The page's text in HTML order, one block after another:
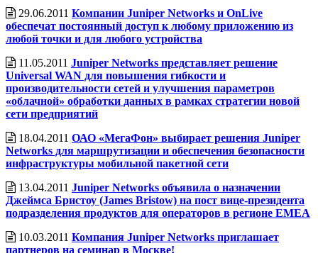
29.06.2011 Компании Juniper Networks и OnLive
обеспечат постоянный доступ к любому приложению из
любой точки и для любого устройства
11.05.2011 Juniper Networks представляет решение
Universal WAN для повышения гибкости и
производительности сетей и улучшения параметров
«облачной» обработки данных в рамках стратегии новой
сети предприятий
18.04.2011 ОАО «МегаФон» выбирает решения Juniper
Networks для маршрутизации и обеспечения безопасности
инфраструктуры мобильной пакетной сети
13.04.2011 Juniper Networks объявила о назначении
Джеймса Бристоу (James Bristow) на пост вице-президента
подразделения продуктов для операторов в регионе EMEA
10.03.2011 Компания Juniper Networks приглашает
партнеров на семинар в Москве!